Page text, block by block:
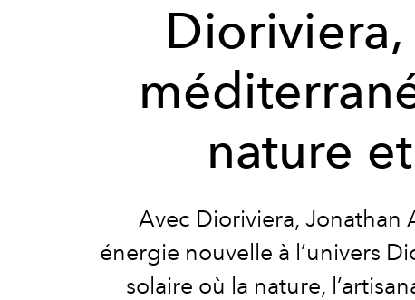
nature
Avec Dioriviera, Jonathan
énergie nouvelle à l’univers
solaire où la nature,